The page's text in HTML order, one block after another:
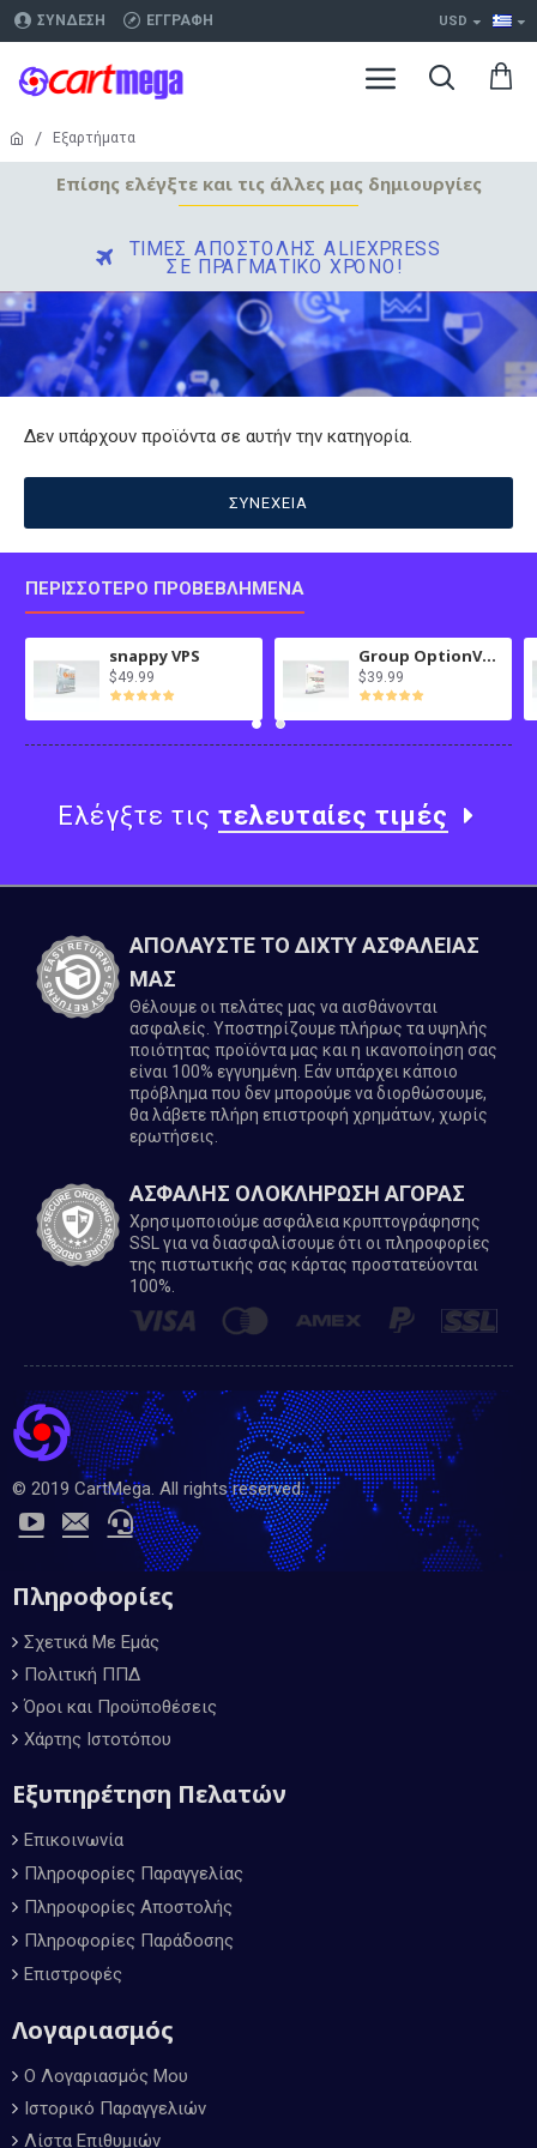
ΣΎΝΔΕΣΗ ΕΓΓΡΑΦΉ USD
Εξαρτήματα
Επίσης ελέγξτε και τις άλλες μας δημιουργίες
ΤΙΜΈΣ ΑΠΟΣΤΟΛΉΣ ALIEXPRESS
ΣΕ ΠΡΑΓΜΑΤΙΚΌ ΧΡΌΝΟ!
Δεν υπάρχουν προϊόντα σε αυτήν την κατηγορία.
ΣΥΝΈΧΕΙΑ
ΠΕΡΙΣΣΌΤΕΡΟ ΠΡΟΒΕΒΛΗΜΈΝΑ
snappy VPS
$49.99
Group OptionValues Filter/ColorDial for Journal 3x OC 3.x
$39.99
Ελέγξτε τιςτελευταίες τιμές
ΑΠΟΛΑΥΣΤΕ ΤΟ ΔΙΧΤΥ ΑΣΦΑΛΕΙΑΣ
ΜΑΣ
Θέλουμε οι πελάτες μας να αισθάνονται
ασφαλείς. Υποστηρίζουμε πλήρως τα υψηλής
ποιότητας προϊόντα μας και η ικανοποίηση σας
είναι 100% εγγυημένη. Εάν υπάρχει κάποιο
πρόβλημα που δεν μπορούμε να διορθώσουμε,
θα λάβετε πλήρη επιστροφή χρημάτων, χωρίς
ερωτήσεις.
ΑΣΦΑΛΗΣ ΟΛΟΚΛΗΡΩΣΗ ΑΓΟΡΑΣ
Χρησιμοποιούμε ασφάλεια κρυπτογράφησης
SSL για να διασφαλίσουμε ότι οι πληροφορίες
της πιστωτικής σας κάρτας προστατεύονται
100%.
© 2019 CartMega. All rights reserved.
Πληροφορίες
Σχετικά Με Εμάς
Πολιτική ΠΠΔ
Όροι και Προϋποθέσεις
Χάρτης Ιστοτόπου
Εξυπηρέτηση Πελατών
Επικοινωνία
Πληροφορίες Παραγγελίας
Πληροφορίες Αποστολής
Πληροφορίες Παράδοσης
Επιστροφές
Λογαριασμός
Ο Λογαριασμός Μου
Ιστορικό Παραγγελιών
Λίστα Επιθυμιών